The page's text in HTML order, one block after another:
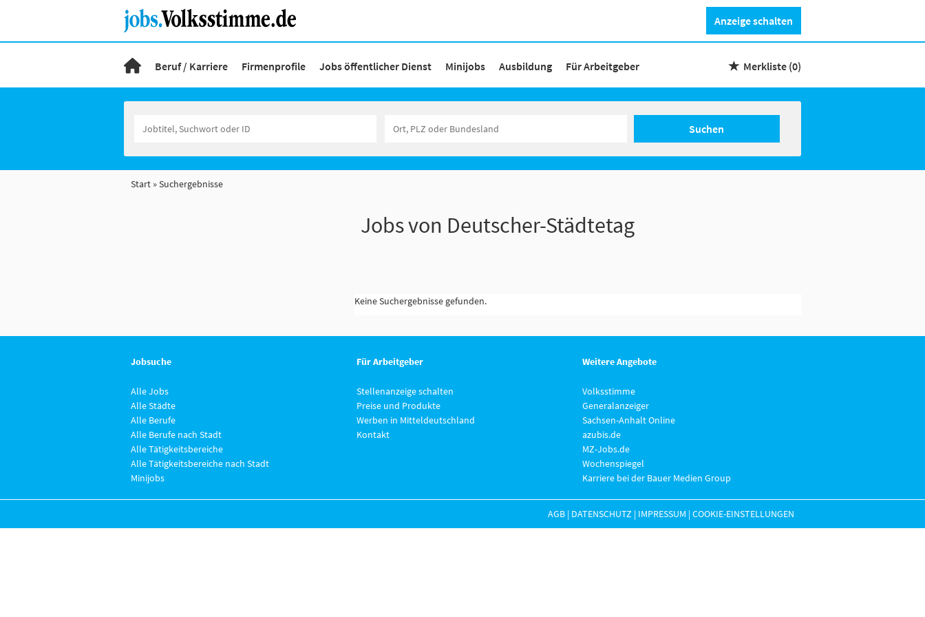
Anzeige schalten
Beruf / Karriere Firmenprofile Jobs öffentlicher Dienst Minijobs Ausbildung Für Arbeitgeber Merkliste (0)
Suchen
Start Suchergebnisse
Jobs von Deutscher-Städtetag
Keine Suchergebnisse gefunden.
Jobsuche
Alle Jobs
Alle Städte
Alle Berufe
Alle Berufe nach Stadt
Alle Tätigkeitsbereiche
Alle Tätigkeitsbereiche nach Stadt
Minijobs
Für Arbeitgeber
Stellenanzeige schalten
Preise und Produkte
Werben in Mitteldeutschland
Kontakt
Weitere Angebote
Volksstimme
Generalanzeiger
Sachsen-Anhalt Online
azubis.de
MZ-Jobs.de
Wochenspiegel
Karriere bei der Bauer Medien Group
AGB | DATENSCHUTZ | IMPRESSUM |COOKIE-EINSTELLUNGEN